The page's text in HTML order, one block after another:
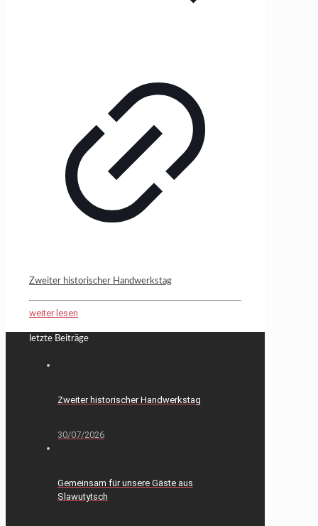
Zweiter historischer Handwerkstag
weiter lesen
letzte Beiträge
Zweiter historischer Handwerkstag
30/07/2026
Gemeinsam für unsere Gäste aus
Slawutytsch